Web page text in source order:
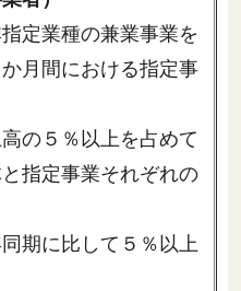
定業種の兼業事業を
月間における指定事
５％以上を占めて
指定事業それぞれの
に比して５％以上